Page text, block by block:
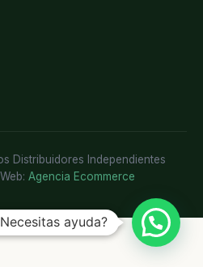
Distribuidores Independientes
Agencia Ecommerce
ayuda?